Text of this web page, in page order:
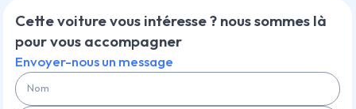
Cette voiture vous intéresse ? nous sommes là
pour vous accompagner
Envoyer-nous un message
Nom